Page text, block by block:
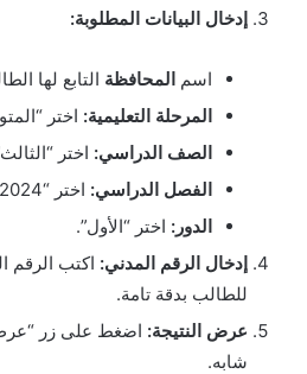
إدخال البيانات المطلوبة:
اسم المحافظة التابع لها
المرحلة التعليمية: اختر
الصف الدراسي: اختر
الفصل الدراسي: اختر “2024-2025”.
الدور: اختر “الأول”.
إدخال الرقم المدني: اكتب الرقم
للطالب بدقة تامة.
عرض النتيجة: اضغط على زر “عرض
شابه.